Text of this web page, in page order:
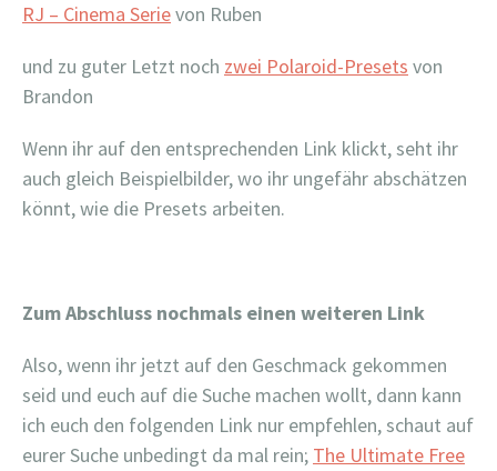
RJ – Cinema Serievon Ruben
und zu guter Letzt noch zwei Polaroid-Presets von
Brandon
Wenn ihr auf den entsprechenden Link klickt, seht ihr
auch gleich Beispielbilder, wo ihr ungefähr abschätzen
könnt, wie die Presets arbeiten.
Zum Abschluss nochmals einen weiteren Link
Also, wenn ihr jetzt auf den Geschmack gekommen
seid und euch auf die Suche machen wollt, dann kann
ich euch den folgenden Link nur empfehlen, schaut auf
eurer Suche unbedingt da mal rein; The Ultimate Free